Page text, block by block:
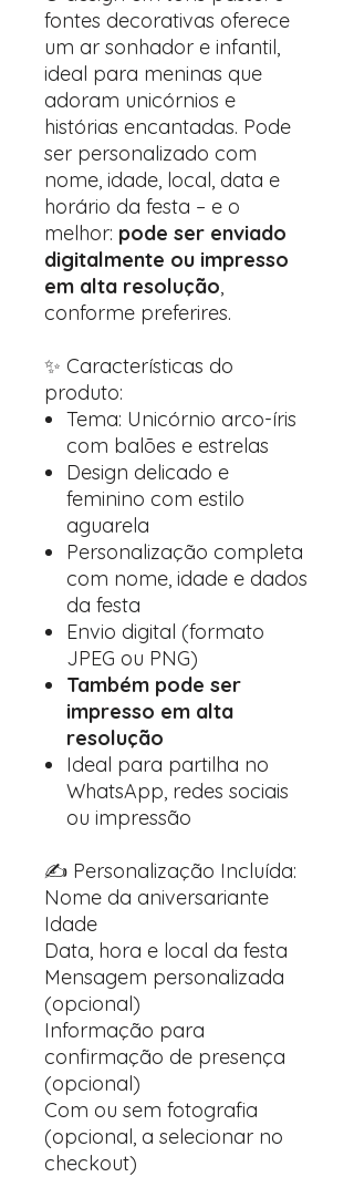
fontes decorativas oferece
um ar sonhador e infantil,
ideal para meninas que
adoram unicórnios e
histórias encantadas. Pode
ser personalizado com
nome, idade, local, data e
horário da festa – e o
melhor: pode ser enviado
digitalmente ou impresso
em alta resolução,
conforme preferires.
✨ Características do
produto:
Tema: Unicórnio arco-íris
com balões e estrelas
Design delicado e
feminino com estilo
aguarela
Personalização completa
com nome, idade e dados
da festa
Envio digital (formato
JPEG ou PNG)
Também pode ser
impresso em alta
resolução
Ideal para partilha no
WhatsApp, redes sociais
ou impressão
✍️ Personalização Incluída:
Nome da aniversariante
Idade
Data, hora e local da festa
Mensagem personalizada
(opcional)
Informação para
confirmação de presença
(opcional)
Com ou sem fotografia
(opcional, a selecionar no
checkout)